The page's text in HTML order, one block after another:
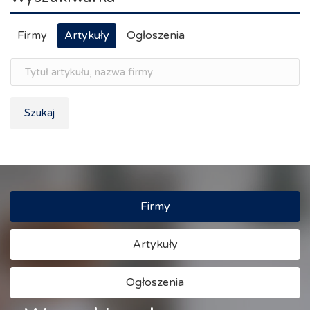
Firmy Artykuły Ogłoszenia
Szukaj
Firmy
Artykuły
Ogłoszenia